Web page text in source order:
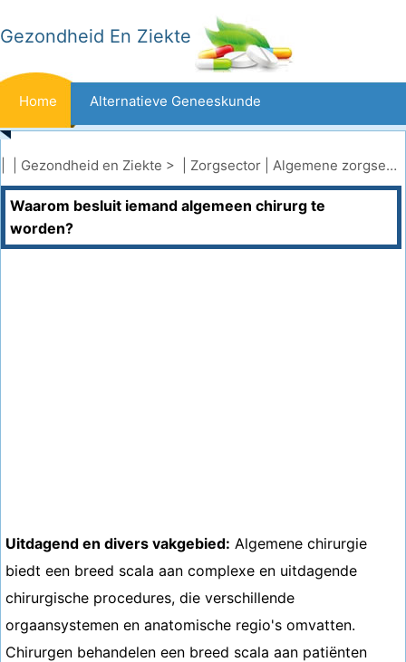
Gezondheid En Ziekte
Home Alternatieve Geneeskunde
Beten En Steken Kanker
Aandoeningen En Behandelingen Mond- En Tandzorg
Gezondheid en Ziekte > | Zorgsector Algemene zorgsector
Waarom besluit iemand algemeen chirurg te
worden?
Uitdagend en divers vakgebied: Algemene chirurgie
biedt een breed scala aan complexe en uitdagende
chirurgische procedures, die verschillende
orgaansystemen en anatomische regio's omvatten.
Chirurgen behandelen een breed scala aan patiënten